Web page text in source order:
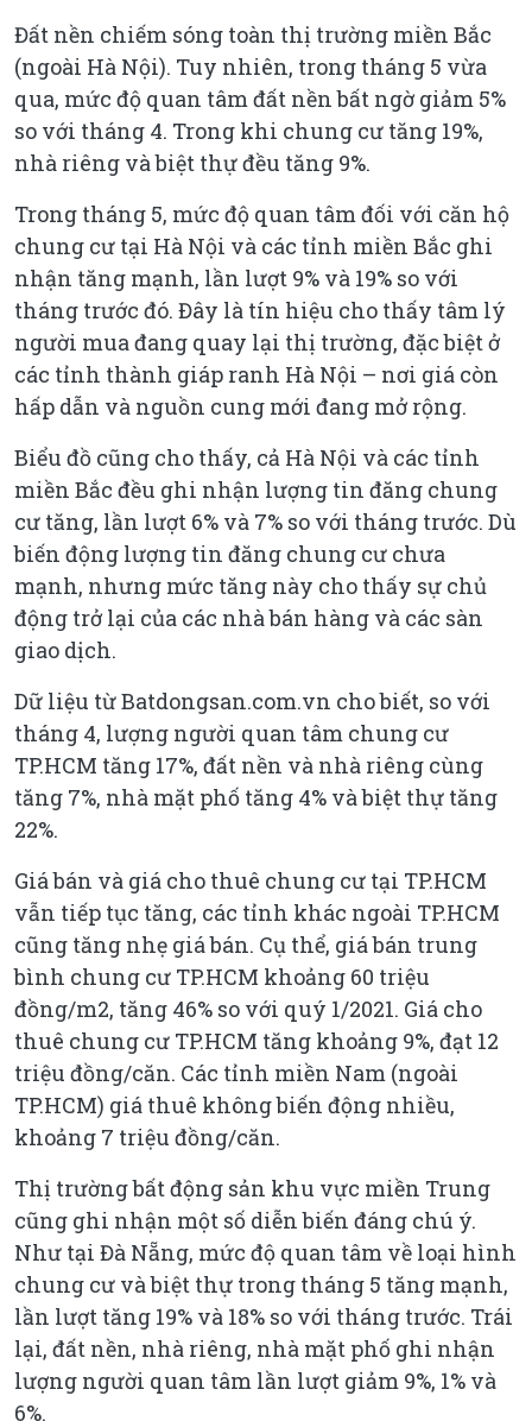
Đất nền chiếm sóng toàn thị trường miền Bắc
(ngoài Hà Nội). Tuy nhiên, trong tháng 5 vừa
qua, mức độ quan tâm đất nền bất ngờ giảm 5%
so với tháng 4. Trong khi chung cư tăng 19%,
nhà riêng và biệt thự đều tăng 9%.
Trong tháng 5, mức độ quan tâm đối với căn hộ
chung cư tại Hà Nội và các tỉnh miền Bắc ghi
nhận tăng mạnh, lần lượt 9% và 19% so với
tháng trước đó. Đây là tín hiệu cho thấy tâm lý
người mua đang quay lại thị trường, đặc biệt ở
các tỉnh thành giáp ranh Hà Nội – nơi giá còn
hấp dẫn và nguồn cung mới đang mở rộng.
Biểu đồ cũng cho thấy, cả Hà Nội và các tỉnh
miền Bắc đều ghi nhận lượng tin đăng chung
cư tăng, lần lượt 6% và 7% so với tháng trước. Dù
biến động lượng tin đăng chung cư chưa
mạnh, nhưng mức tăng này cho thấy sự chủ
động trở lại của các nhà bán hàng và các sàn
giao dịch.
Dữ liệu từ Batdongsan.com.vn cho biết, so với
tháng 4, lượng người quan tâm chung cư
TP.HCM tăng 17%, đất nền và nhà riêng cùng
tăng 7%, nhà mặt phố tăng 4% và biệt thự tăng
22%.
Giá bán và giá cho thuê chung cư tại TP.HCM
vẫn tiếp tục tăng, các tỉnh khác ngoài TP.HCM
cũng tăng nhẹ giá bán. Cụ thể, giá bán trung
bình chung cư TP.HCM khoảng 60 triệu
đồng/m2, tăng 46% so với quý 1/2021. Giá cho
thuê chung cư TP.HCM tăng khoảng 9%, đạt 12
triệu đồng/căn. Các tỉnh miền Nam (ngoài
TP.HCM) giá thuê không biến động nhiều,
khoảng 7 triệu đồng/căn.
Thị trường bất động sản khu vực miền Trung
cũng ghi nhận một số diễn biến đáng chú ý.
Như tại Đà Nẵng, mức độ quan tâm về loại hình
chung cư và biệt thự trong tháng 5 tăng mạnh,
lần lượt tăng 19% và 18% so với tháng trước. Trái
lại, đất nền, nhà riêng, nhà mặt phố ghi nhận
lượng người quan tâm lần lượt giảm 9%, 1% và
6%.